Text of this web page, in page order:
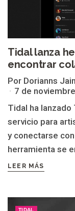
Tidal lanza
encontrar
Por Dorianns
7 de
Tidal ha lanzado
servicio para
y conectarse
herramienta se
LEER MÁS
TIDAL